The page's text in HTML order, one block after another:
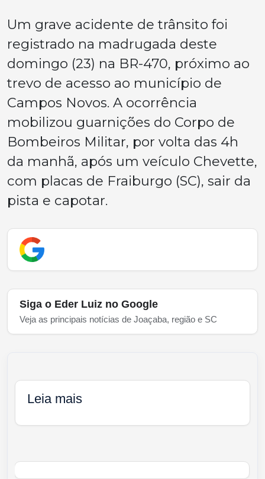
Um grave acidente de trânsito foi
registrado na madrugada deste
domingo (23) na BR-470, próximo ao
trevo de acesso ao município de
Campos Novos. A ocorrência
mobilizou guarnições do Corpo de
Bombeiros Militar, por volta das 4h
da manhã, após um veículo Chevette,
com placas de Fraiburgo (SC), sair da
pista e capotar.
Siga o Eder Luiz no Google
Veja as principais notícias de Joaçaba, região e SC
Leia mais